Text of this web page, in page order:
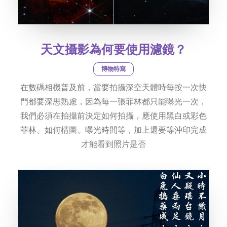
天文攝影為何要使用濾鏡？
博物特寫
在數碼相機普及前，當要拍攝深空天體時每按一次快
門都要深思熟慮，因為每一張菲林都只能曝光一次，
我們必須在拍攝前決定如何拍攝，應使用黑白或彩色
菲林、如何構圖、曝光時間等，加上還要等沖印完成
才能看到照片是否